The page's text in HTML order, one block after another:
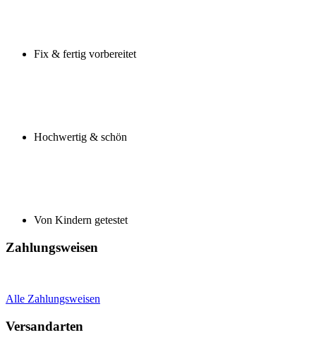
Fix & fertig vorbereitet
Hochwertig & schön
Von Kindern getestet
Zahlungsweisen
Alle Zahlungsweisen
Versandarten